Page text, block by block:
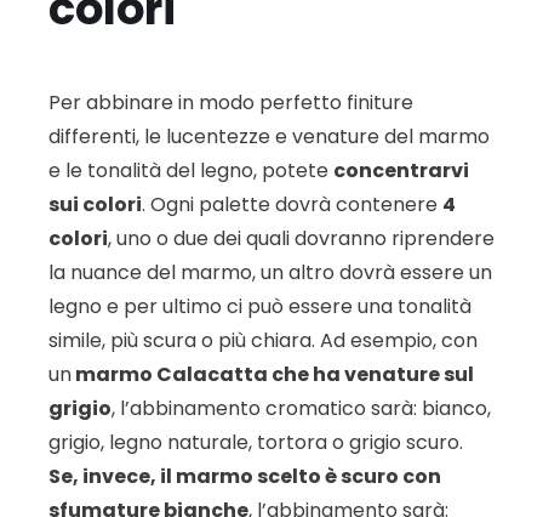
Per abbinare in modo perfetto finiture
differenti, le lucentezze e venature del marmo
e le tonalità del legno, potete concentrarvi
sui colori. Ogni palette dovrà contenere 4
colori, uno o due dei quali dovranno riprendere
la nuance del marmo, un altro dovrà essere un
legno e per ultimo ci può essere una tonalità
simile, più scura o più chiara. Ad esempio, con
unmarmo Calacatta che ha venature sul
grigio, l’abbinamento cromatico sarà: bianco,
grigio, legno naturale, tortora o grigio scuro.
Se, invece, il marmo scelto è scuro con
sfumature bianche, l’abbinamento sarà: